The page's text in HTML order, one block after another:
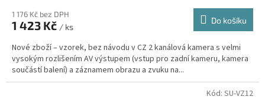
1 176 Kč bez DPH
1 423 Kč / ks
Do košíku
Nové zboží – vzorek, bez návodu v CZ 2 kanálová kamera s velmi
vysokým rozlišením AV výstupem (vstup pro zadní kameru, kamera
součástí balení) a záznamem obrazu a zvuku na...
Kód: SU-VZ12